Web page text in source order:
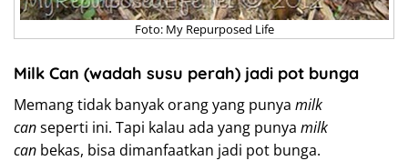
Foto: My Repurposed Life
Milk Can (wadah susu perah) jadi pot bunga
Memang tidak banyak orang yang punya milk
canseperti ini. Tapi kalau ada yang punya milk
can bekas, bisa dimanfaatkan jadi pot bunga.